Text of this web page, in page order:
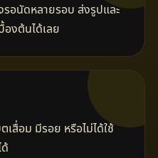
รอนัดหลายรอบ ส่งรูปและ
องต้นได้เลย
สื่อม มีรอย หรือไม่ได้ใช้